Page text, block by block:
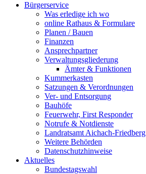
Bürgerservice
Was erledige ich wo
online Rathaus & Formulare
Planen / Bauen
Finanzen
Ansprechpartner
Verwaltungsgliederung
Ämter & Funktionen
Kummerkasten
Satzungen & Verordnungen
Ver- und Entsorgung
Bauhöfe
Feuerwehr, First Responder
Notrufe & Notdienste
Landratsamt Aichach-Friedberg
Weitere Behörden
Datenschutzhinweise
Aktuelles
Bundestagswahl